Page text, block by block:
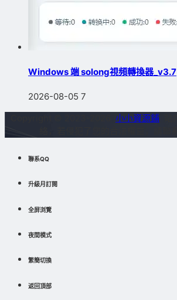
Windows 端 solong視頻轉換器_v3.7
2026-08-05 7
小小資源鋪
聯系QQ
升級月訂閱
全屏浏覽
夜間模式
繁簡切換
返回頂部